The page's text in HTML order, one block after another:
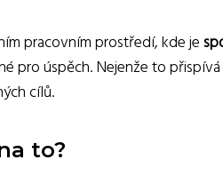
pracovním prostředí, kde je
pro úspěch. Nejenže to
cílů.
to?